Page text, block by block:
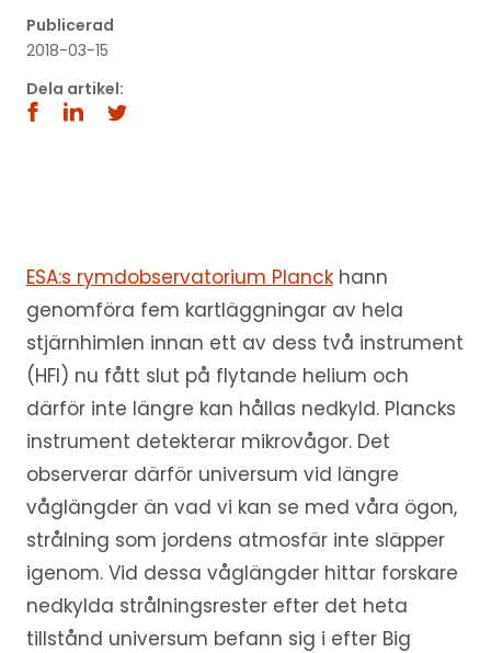
Publicerad
2018-03-15
Dela artikel:
ESA:s rymdobservatorium Planckhann
genomföra fem kartläggningar av hela
stjärnhimlen innan ett av dess två instrument
(HFI) nu fått slut på flytande helium och
därför inte längre kan hållas nedkyld. Plancks
instrument detekterar mikrovågor. Det
observerar därför universum vid längre
våglängder än vad vi kan se med våra ögon,
strålning som jordens atmosfär inte släpper
igenom. Vid dessa våglängder hittar forskare
nedkylda strålningsrester efter det heta
tillstånd universum befann sig i efter Big